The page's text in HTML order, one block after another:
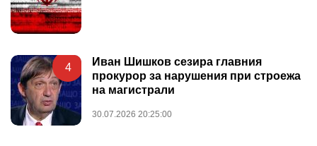
4
Иван Шишков сезира главния
прокурор за нарушения при строежа
на магистрали
30.07.2026 20:25:00